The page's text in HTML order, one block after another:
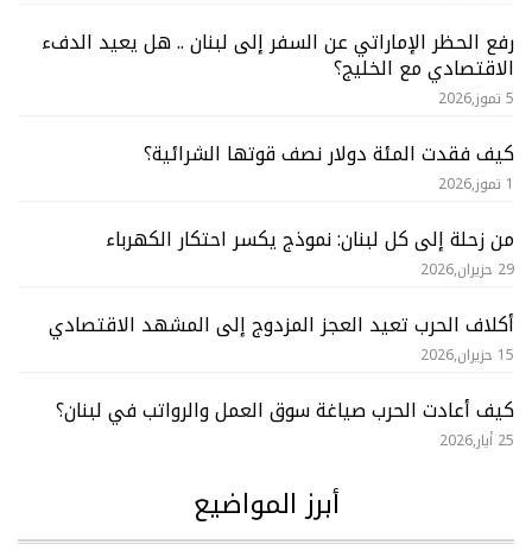
رفع الحظر الإماراتي عن السفر إلى لبنان .. هل يعيد الدفء
الاقتصادي مع الخليج؟
5 تموز,2026
كيف فقدت المئة دولار نصف قوتها الشرائية؟
1 تموز,2026
من زحلة إلى كل لبنان: نموذج يكسر احتكار الكهرباء
29 حزيران,2026
أكلاف الحرب تعيد العجز المزدوج إلى المشهد الاقتصادي
15 حزيران,2026
كيف أعادت الحرب صياغة سوق العمل والرواتب في لبنان؟
25 أيار,2026
أبرز المواضيع